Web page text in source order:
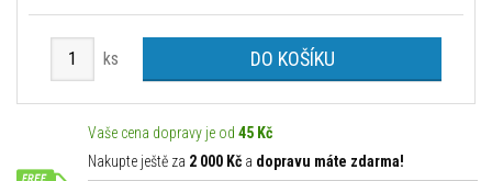
ks DO KOŠÍKU
Vaše cena dopravy je od 45 Kč
Nakupte ještě za 2 000 Kč a dopravu máte zdarma!